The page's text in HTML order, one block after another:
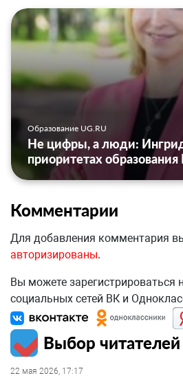
Образование UG.RU
Не цифры, а люди:
приоритетах
Комментарии
Для добавления комментария
авторизированы.
Вы можете зарегистрироваться
социальных сетей ВК и
Выбор читателей
22 мая 2026, 17:17